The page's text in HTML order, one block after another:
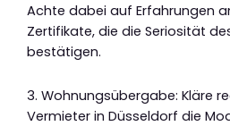
Achte dabei auf Erfahrungen
Zertifikate, die die Seriosität
bestätigen.
3. Wohnungsübergabe: Kläre
Vermieter in Düsseldorf die